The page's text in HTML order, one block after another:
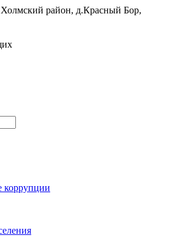
Холмский район, д.Красный Бор,
коррупции